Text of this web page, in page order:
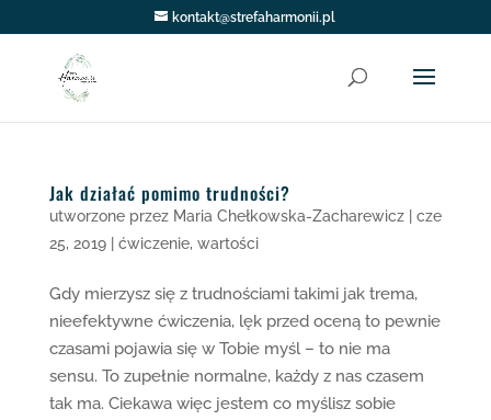
kontakt@strefaharmonii.pl
Jak działać pomimo trudności?
utworzone przez Maria Chełkowska-Zacharewicz| cze
25, 2019| ćwiczenie, wartości
Gdy mierzysz się z trudnościami takimi jak trema,
nieefektywne ćwiczenia, lęk przed oceną to pewnie
czasami pojawia się w Tobie myśl – to nie ma
sensu. To zupełnie normalne, każdy z nas czasem
tak ma. Ciekawa więc jestem co myślisz sobie